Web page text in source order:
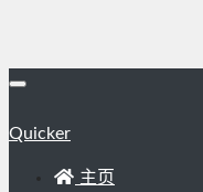
Quicker
主页